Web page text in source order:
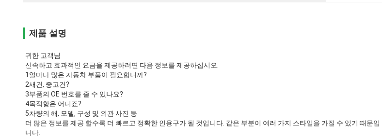
제품 설명
귀한 고객님
신속하고 효과적인 요금을 제공하려면 다음 정보를 제공하십시오.
1얼마나 많은 자동차 부품이 필요합니까?
2새건, 중고건?
3부품의 OE 번호를 줄 수 있나요?
4목적항은 어디죠?
5차량의 해, 모델, 구성 및 외관 사진 등
더 많은 정보를 제공 할수록 더 빠르고 정확한 인용구가 될 것입니다. 같은 부분이 여러 가지 스타일을 가질 수 있기 때문입
니다.